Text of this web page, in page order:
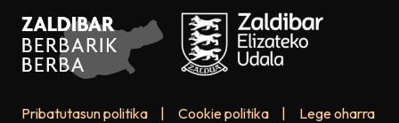
Pribatutasun politika Cookie politika Lege oharra